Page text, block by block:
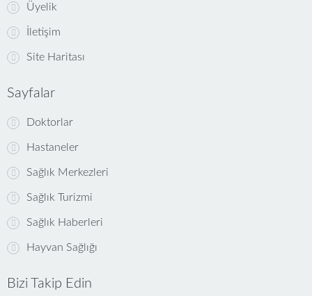
Üyelik
İletişim
Site Haritası
Sayfalar
Doktorlar
Hastaneler
Sağlık Merkezleri
Sağlık Turizmi
Sağlık Haberleri
Hayvan Sağlığı
Bizi Takip Edin